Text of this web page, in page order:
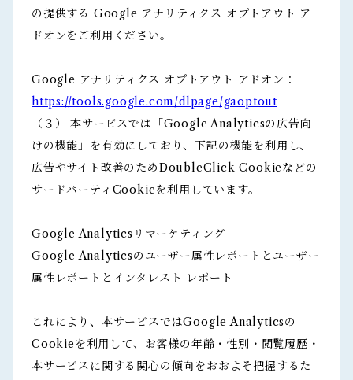
の提供する Google アナリティクス オプトアウト ア
ドオンをご利用ください。
Google アナリティクス オプトアウト アドオン：
https://tools.google.com/dlpage/gaoptout
（３） 本サービスでは「Google Analyticsの広告向
けの機能」を有効にしており、下記の機能を利用し、
広告やサイト改善のためDoubleClick Cookieなどの
サードパーティCookieを利用しています。
Google Analyticsリマーケティング
Google Analyticsのユーザー属性レポートとユーザー
属性レポートとインタレスト レポート
これにより、本サービスではGoogle Analyticsの
Cookieを利用して、お客様の年齢・性別・閲覧履歴・
本サービスに関する関心の傾向をおおよそ把握するた